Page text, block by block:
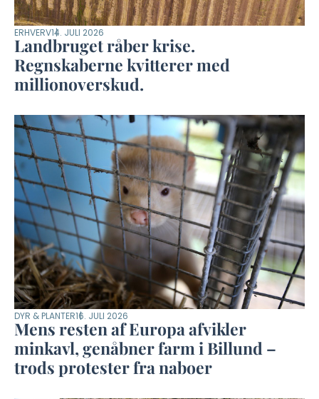
ERHVERV14. JULI 2026
Landbruget råber krise.
Regnskaberne kvitterer med
millionoverskud.
DYR & PLANTER16. JULI 2026
Mens resten af Europa afvikler
minkavl, genåbner farm i Billund –
trods protester fra naboer